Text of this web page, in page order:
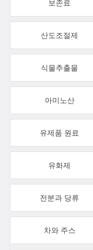
보존료
산도조절제
식물추출물
아미노산
유제품 원료
유화제
전분과 당류
차와 주스